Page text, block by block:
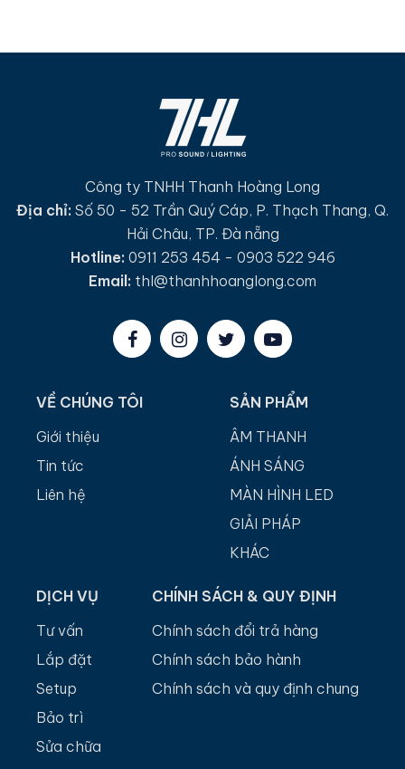
Công ty TNHH Thanh Hoàng Long
Địa chỉ: Số 50 - 52 Trần Quý Cáp, P. Thạch Thang, Q.
Hải Châu, TP. Đà nẵng
Hotline: 0911 253 454 - 0903 522 946
Email: thl@thanhhoanglong.com
VỀ CHÚNG TÔI
Giới thiệu
Tin tức
Liên hệ
SẢN PHẨM
ÂM THANH
ÁNH SÁNG
MÀN HÌNH LED
GIẢI PHÁP
KHÁC
DỊCH VỤ
Tư vấn
Lắp đặt
Setup
Bảo trì
Sửa chữa
CHÍNH SÁCH & QUY ĐỊNH
Chính sách đổi trả hàng
Chính sách bảo hành
Chính sách và quy định chung